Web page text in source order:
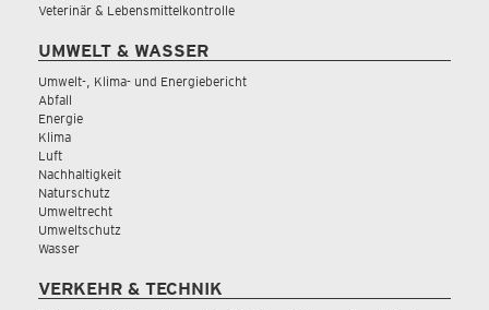
Veterinär & Lebensmittelkontrolle
UMWELT & WASSER
Umwelt-, Klima- und Energiebericht
Abfall
Energie
Klima
Luft
Nachhaltigkeit
Naturschutz
Umweltrecht
Umweltschutz
Wasser
VERKEHR & TECHNIK